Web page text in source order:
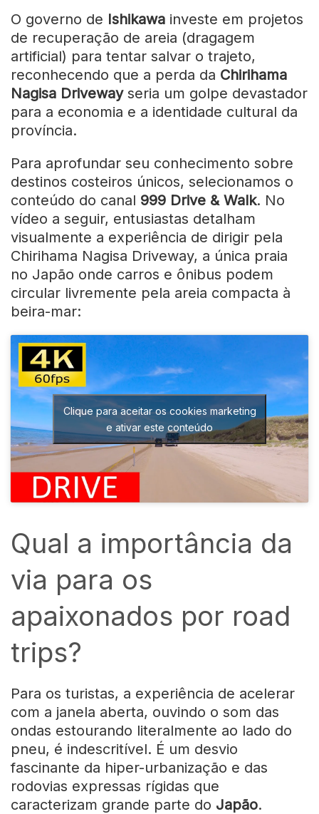
O governo de Ishikawa investe em projetos
de recuperação de areia (dragagem
artificial) para tentar salvar o trajeto,
reconhecendo que a perda da Chirihama
Nagisa Drivewayseria um golpe devastador
para a economia e a identidade cultural da
província.
Para aprofundar seu conhecimento sobre
destinos costeiros únicos, selecionamos o
conteúdo do canal 999 Drive & Walk. No
vídeo a seguir, entusiastas detalham
visualmente a experiência de dirigir pela
Chirihama Nagisa Driveway, a única praia
no Japão onde carros e ônibus podem
circular livremente pela areia compacta à
beira-mar:
Clique para aceitar os cookies marketing
e ativar este conteúdo
Qual a importância da
via para os
apaixonados por road
trips?
Para os turistas, a experiência de acelerar
com a janela aberta, ouvindo o som das
ondas estourando literalmente ao lado do
pneu, é indescritível. É um desvio
fascinante da hiper-urbanização e das
rodovias expressas rígidas que
caracterizam grande parte do Japão.